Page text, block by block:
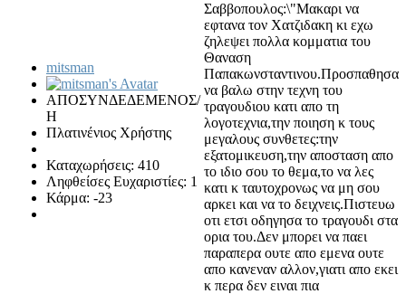
mitsman
ΑΠΟΣΥΝΔΕΔΕΜΕΝΟΣ/
Η
Πλατινένιος Χρήστης
Καταχωρήσεις: 410
Ληφθείσες Ευχαριστίες: 1
Κάρμα: -23
Σαββοπουλος:\"Μακαρι να
εφτανα τον Χατζιδακη κι εχω
ζηλεψει πολλα κομματια του
Θαναση
Παπακωνσταντινου.Προσπαθησα
να βαλω στην τεχνη του
τραγουδιου κατι απο τη
λογοτεχνια,την ποιηση κ τους
μεγαλους συνθετες:την
εξατομικευση,την αποσταση απο
το ιδιο σου το θεμα,το να λες
κατι κ ταυτοχρονως να μη σου
αρκει και να το δειχνεις.Πιστευω
οτι ετσι οδηγησα το τραγουδι στα
ορια του.Δεν μπορει να παει
παραπερα ουτε απο εμενα ουτε
απο κανεναν αλλον,γιατι απο εκει
κ περα δεν ειναι πια